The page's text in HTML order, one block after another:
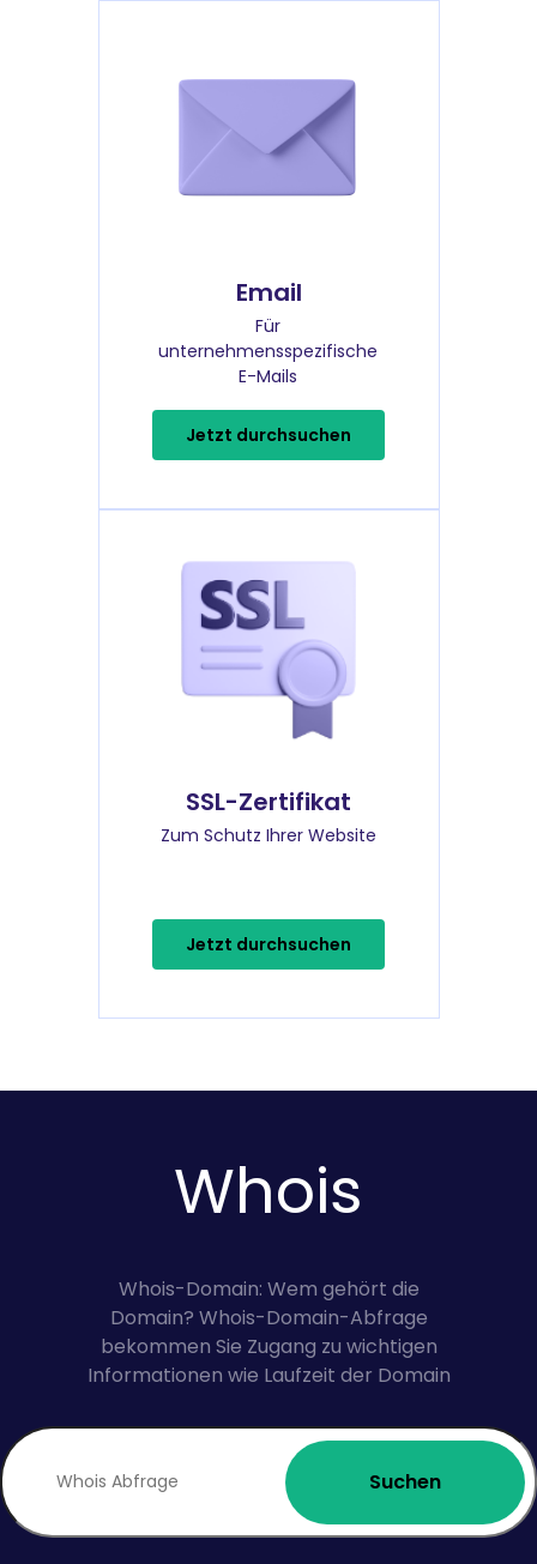
Email
Für
unternehmensspezifische
E-Mails
Jetzt durchsuchen
SSL-Zertifikat
Zum Schutz Ihrer Website
Jetzt durchsuchen
Whois
Whois-Domain: Wem gehört die
Domain? Whois-Domain-Abfrage
bekommen Sie Zugang zu wichtigen
Informationen wie Laufzeit der Domain
Suchen